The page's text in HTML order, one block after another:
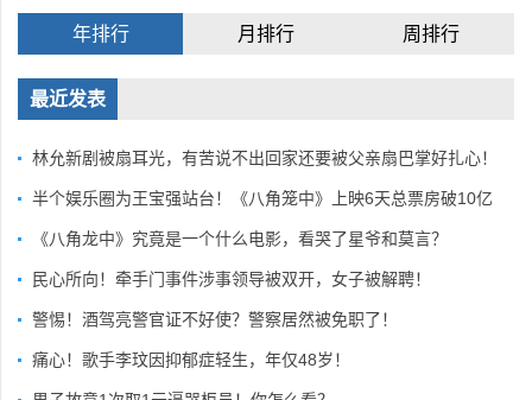
年排行 月排行 周排行
最近发表
林允新剧被扇耳光，有苦说不出回家还要被父亲扇巴掌好扎心！
半个娱乐圈为王宝强站台！《八角笼中》上映6天总票房破10亿
《八角龙中》究竟是一个什么电影，看哭了星爷和莫言？
民心所向！牵手门事件涉事领导被双开，女子被解聘！
警惕！酒驾亮警官证不好使？警察居然被免职了！
痛心！歌手李玟因抑郁症轻生，年仅48岁！